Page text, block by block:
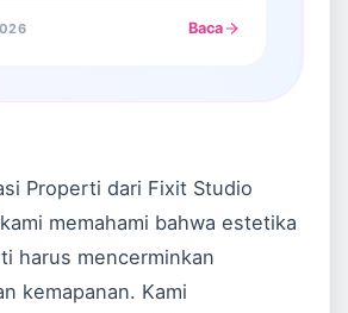
Baca
Properti dari Fixit Studio
memahami bahwa estetika
harus mencerminkan
kemapanan. Kami